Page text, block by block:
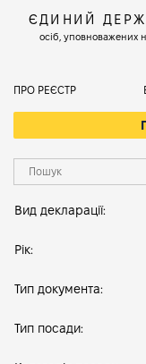
ЄДИНИЙ
осіб, уповноважених
ПРО РЕЄСТР
Вид декларації:
Рік:
Тип документа:
Тип посади: